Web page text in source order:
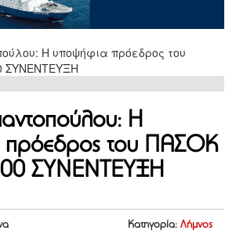
Η
πρόεδρος του ΠΑΣΟΚ
ΣΥΝΕΝΤΕΥΞΗ
Κατηγορία: Λήμνος